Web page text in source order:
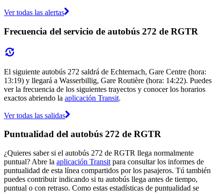
Ver todas las alertas
Frecuencia del servicio de autobús 272 de RGTR
El siguiente autobús 272 saldrá de Echternach, Gare Centre (hora:
13:19) y llegará a Wasserbillig, Gare Routière (hora: 14:22). Puedes
ver la frecuencia de los siguientes trayectos y conocer los horarios
exactos abriendo la aplicación Transit.
Ver todas las salidas
Puntualidad del autobús 272 de RGTR
¿Quieres saber si el autobús 272 de RGTR llega normalmente
puntual? Abre la aplicación Transit para consultar los informes de
puntualidad de esta línea compartidos por los pasajeros. Tú también
puedes contribuir indicando si tu autobús llega antes de tiempo,
puntual o con retraso. Como estas estadísticas de puntualidad se